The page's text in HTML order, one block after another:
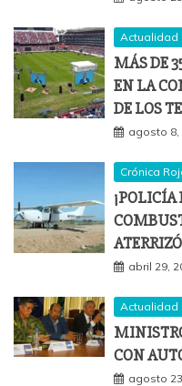
Actualidad
MÁS DE
EN LA
DE LOS
agosto 8,
Crónica
¡POLICÍA
abril 29,
Actualidad
CON
agosto